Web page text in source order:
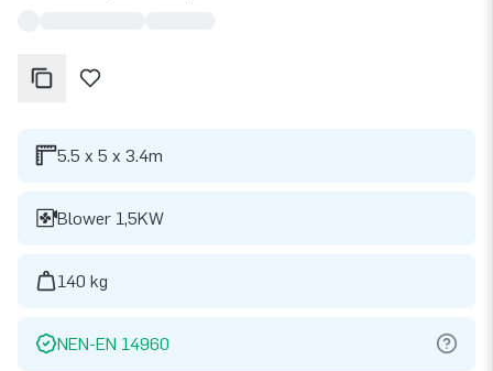
5.5 x 5 x 3.4m
Blower 1,5KW
140 kg
NEN-EN 14960